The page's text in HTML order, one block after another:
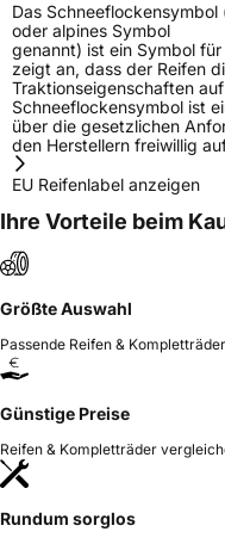
Das
oder alpines Symbol
genannt) ist ein Symbol
zeigt an, dass der Reifen
Traktionseigenschaften
Schneeflockensymbol ist
über die gesetzlichen
den Herstellern freiwillig
EU Reifenlabel anzeigen
Ihre Vorteile beim
Größte Auswahl
Passende Reifen &
Günstige Preise
Reifen & Kompletträder
Rundum sorglos